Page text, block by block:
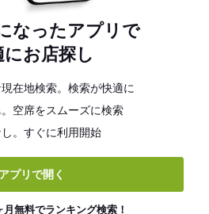
なったアプリで
にお店探し
在地検索。検索が快適に
空席をスムーズに検索
。すぐに利用開始
アプリで開く
無料でランキング検索！